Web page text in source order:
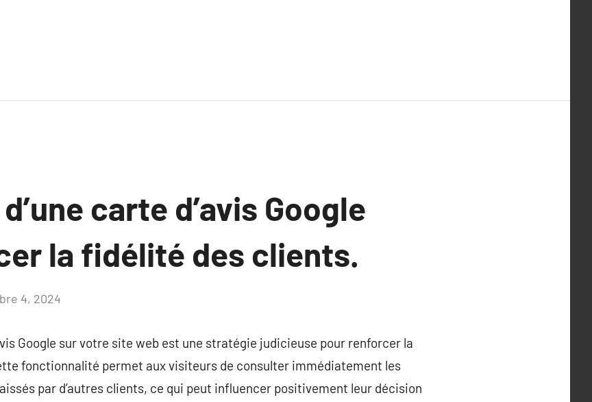
carte d’avis Google
la fidélité des clients.
4, 2024
Google sur votre site web est une stratégie judicieuse pour renforcer la
fonctionnalité permet aux visiteurs de consulter immédiatement les
par d’autres clients, ce qui peut influencer positivement leur décision